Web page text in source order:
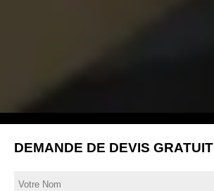
DEMANDE DE DEVIS GRATUIT